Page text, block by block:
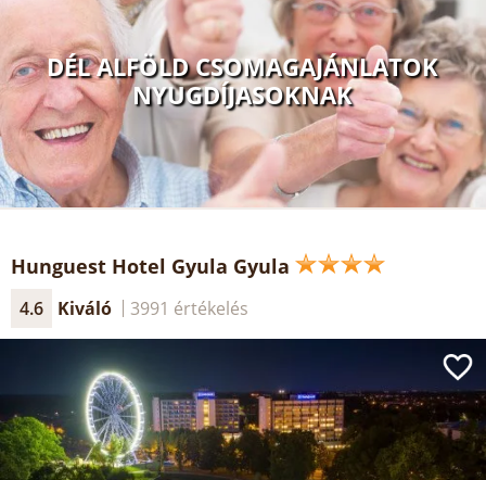
DÉL ALFÖLD CSOMAGAJÁNLATOK
NYUGDÍJASOKNAK
Hunguest Hotel Gyula Gyula
4.6 Kiváló 3991 értékelés